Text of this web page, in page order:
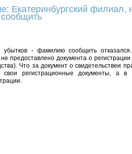
Екатеринбургский филиал,
убытков - фамилию сообщить
предоставлено документа о регистрации
Что за документ о свидетельствеи
регистрационные документы, а в